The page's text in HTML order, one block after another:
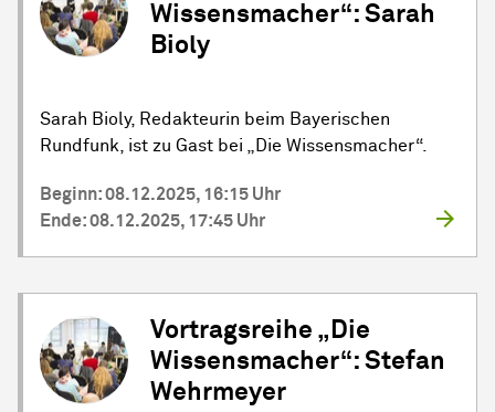
Wissensmacher“: Sarah
Bioly
Sarah Bioly, Redakteurin beim Bayerischen
Rundfunk, ist zu Gast bei „Die Wissensmacher“.
Beginn: 08.12.2025, 16:15 Uhr
Ende: 08.12.2025, 17:45 Uhr
Vortragsreihe „Die
Wissensmacher“: Stefan
Wehrmeyer